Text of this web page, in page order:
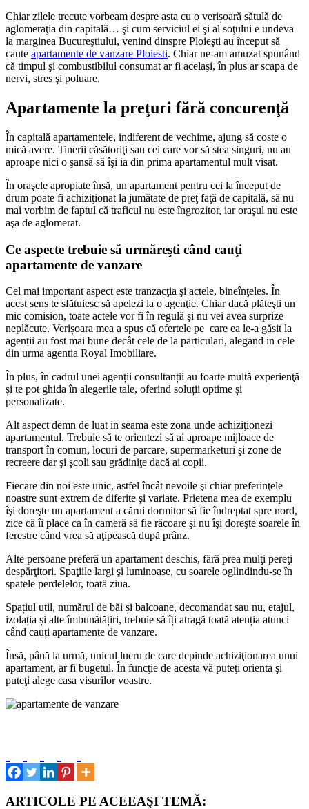
Chiar zilele trecute vorbeam despre asta cu o verișoară sătulă de
aglomeraţia din capitală… şi cum serviciul ei şi al soţului e undeva
la marginea Bucureştiului, venind dinspre Ploieşti au început să
caute apartamente de vanzare Ploiesti. Chiar ne-am amuzat spunând
că timpul şi combustibilul consumat ar fi acelaşi, în plus ar scapa de
nervi, stres şi poluare.
Apartamente la preţuri fără concurenţă
În capitală apartamentele, indiferent de vechime, ajung să coste o
mică avere. Tinerii căsătoriţi sau cei care vor să stea singuri, nu au
aproape nici o şansă să îşi ia din prima apartamentul mult visat.
În oraşele apropiate însă, un apartament pentru cei la început de
drum poate fi achiziţionat la jumătate de preţ faţă de capitală, să nu
mai vorbim de faptul că traficul nu este îngrozitor, iar oraşul nu este
aşa de aglomerat.
Ce aspecte trebuie să urmăreşti când cauţi
apartamente de vanzare
Cel mai important aspect este tranzacţia şi actele, bineînţeles. În
acest sens te sfătuiesc să apelezi la o agenţie. Chiar dacă plăteşti un
mic comision, toate actele vor fi în regulă şi nu vei avea surprize
neplăcute. Verișoara mea a spus că ofertele pe care ea le-a găsit la
agenții au fost mai bune decât cele de la particulari, alegand in cele
din urma agentia Royal Imobiliare.
În plus, în cadrul unei agenții consultanții au foarte multă experienţă
și te pot ghida în alegerile tale, oferind soluții optime și
personalizate.
Alt aspect demn de luat in seama este zona unde achiziţionezi
apartamentul. Trebuie să te orientezi să ai aproape mijloace de
transport în comun, locuri de parcare, supermarketuri şi zone de
recreere dar şi şcoli sau grădiniţe dacă ai copii.
Fiecare din noi este unic, astfel încât nevoile şi chiar preferinţele
noastre sunt extrem de diferite şi variate. Prietena mea de exemplu
îşi doreşte un apartament a cărui dormitor să fie îndreptat spre nord,
zice că îi place ca în cameră să fie răcoare şi nu îşi doreşte soarele în
ferestre când vrea să aţipească după prânz.
Alte persoane preferă un apartament deschis, fără prea mulţi pereţi
despărţitori. Spaţiile largi şi luminoase, cu soarele oglindindu-se în
spatele perdelelor, toată ziua.
Spațiul util, numărul de băi și balcoane, decomandat sau nu, etajul,
izolația și alte îmbunătățiri, trebuie să îți atragă toată atenția atunci
când cauți apartamente de vanzare.
Însă, până la urmă, unicul lucru de care depinde achiziţionarea unui
apartament, ar fi bugetul. În funcţie de acesta vă puteţi orienta şi
puteţi alege casa visurilor voastre.
ARTICOLE PE ACEEAŞI TEMĂ: